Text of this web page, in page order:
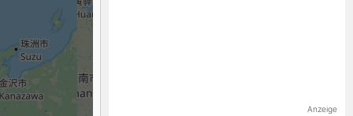
Anzeige
Georgien
K2
Black Diamond